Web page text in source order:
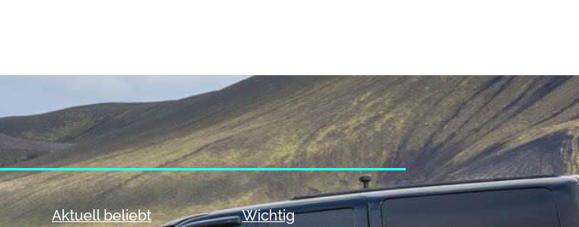
Aktuell beliebt Wichtig